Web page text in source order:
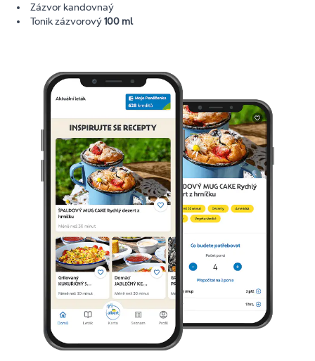
Zázvor kandovnaý
Tonik zázvorový100 ml